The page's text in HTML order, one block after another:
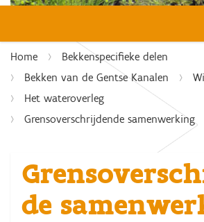
Home
Bekkenspecifieke delen
Bekken van de Gentse Kanalen
Het wateroverleg
Grensoverschrijdende samenwerking
de